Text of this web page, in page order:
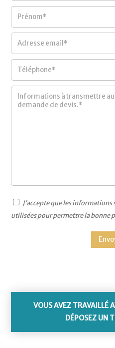
J’accepte que les informations
utilisées pour permettre la bonne
VOUS AVEZ TRAVAILLÉ
DÉPOSEZ UN